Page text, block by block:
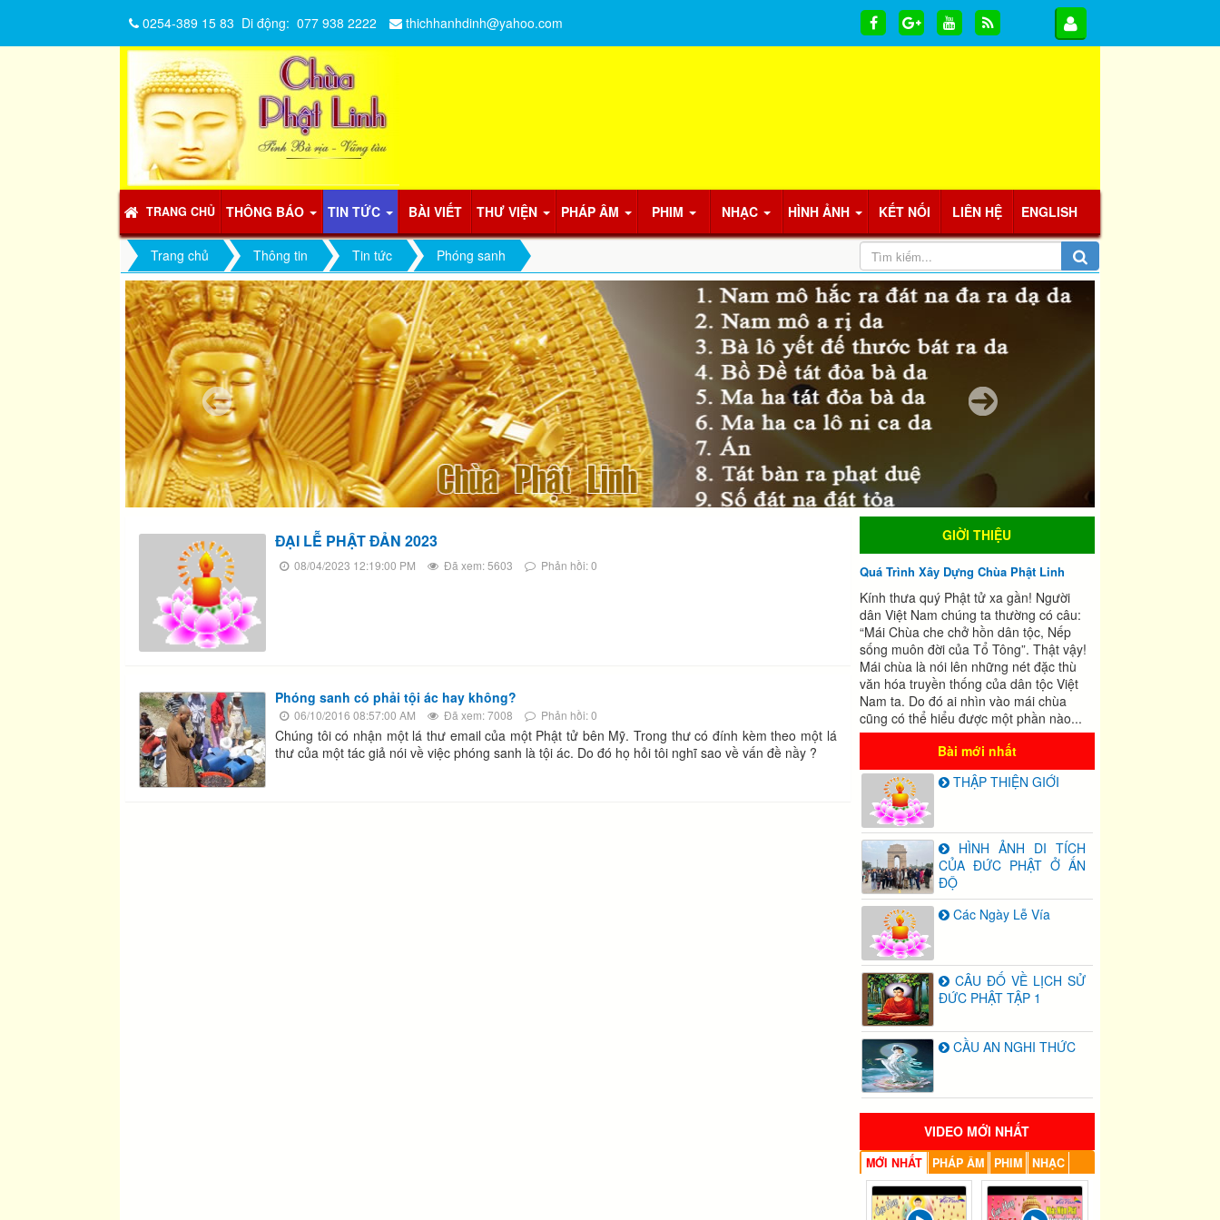
TRANG CHỦ THÔNG BÁO TIN TỨC BÀI VIẾT THƯ VIỆN PHÁP ÂM PHIM NHẠC HÌNH ẢNH KẾT NỐI LIÊN HỆ ENGLISH
0254-389 15 83 Di động: 077 938 2222 thichhanhdinh@yahoo.com
Trang chủ Thông tin Tin tức Phóng sanh
ĐẠI LỄ PHẬT ĐẢN 2023
08/04/2023 12:19:00 PM Đã xem: 5603 Phản hồi: 0
Phóng sanh có phải tội ác hay không?
06/10/2016 08:57:00 AM Đã xem: 7008 Phản hồi: 0
Chúng tôi có nhận một lá thư email của một Phật tử bên Mỹ. Trong thư có đính kèm theo một lá
thư của một tác giả nói về việc phóng sanh là tội ác. Do đó họ hỏi tôi nghĩ sao về vấn đề nầy ?
GIỜI THIỆU
Quá Trình Xây Dựng Chùa Phật Linh
Kính thưa quý Phật tử xa gần! Người
dân Việt Nam chúng ta thường có câu:
“Mái Chùa che chở hồn dân tộc, Nếp
sống muôn đời của Tổ Tông”. Thật vậy!
Mái chùa là nói lên những nét đặc thù
văn hóa truyền thống của dân tộc Việt
Nam ta. Do đó ai nhìn vào mái chùa
cũng có thể hiểu được một phần nào...
Bài mới nhất
THẬP THIỆN GIỚI
HÌNH ẢNH DI TÍCH
CỦA ĐỨC PHẬT Ở ẤN
ĐỘ
Các Ngày Lễ Vía
CÂU ĐỐ VỀ LỊCH SỬ
ĐỨC PHẬT TẬP 1
CẦU AN NGHI THỨC
VIDEO MỚI NHẤT
MỚI NHẤT PHÁP ÂM PHIM NHẠC